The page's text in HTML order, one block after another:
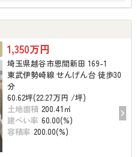
1,350万円
埼玉県越谷市恩間新田 169-1
東武伊勢崎線 せんげん台 徒歩30
分
60.62坪(22.27万円 /坪)
土地面積 200.41㎡
建ぺい率 60.00(%)
容積率 200.00(%)